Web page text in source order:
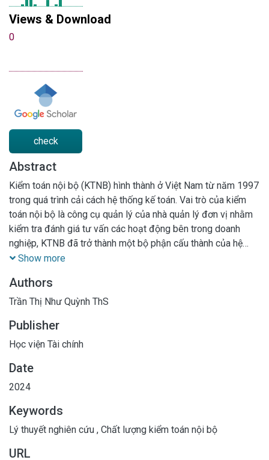
Views & Download
0
check
Abstract
Kiểm toán nội bộ (KTNB) hình thành ở Việt Nam từ năm 1997
trong quá trình cải cách hệ thống kế toán. Vai trò của kiểm
toán nội bộ là công cụ quản lý của nhà quản lý đơn vị nhằm
kiểm tra đánh giá tư vấn các hoạt động bên trong doanh
nghiệp, KTNB đã trở thành một bộ phận cấu thành của hệ
công cụ quản lý kinh tế không thể tách rời trong hoạt động
rất quan trọng. Các tiêu chuẩn đánh giá chất lượng này phải
dựa trên tính hiệu lực, hiệu quả của kiểm toán nội bộ. Theo
thực hiện các hoạt động đã hoạch định và “tính hiệu quả” là
đạt được mục tiêu kết quả đã hoạch định. Bằng phương
nghiên cứu để xác định các tiêu chuẩn đánh giá tính hiệu lực,
hiệu quả của kiểm toán nội bộ
Show more
Authors
Trần Thị Như Quỳnh ThS
Publisher
Học viện Tài chính
Date
2024
Keywords
Lý thuyết nghiên cứu , Chất lượng kiểm toán nội bộ
URL